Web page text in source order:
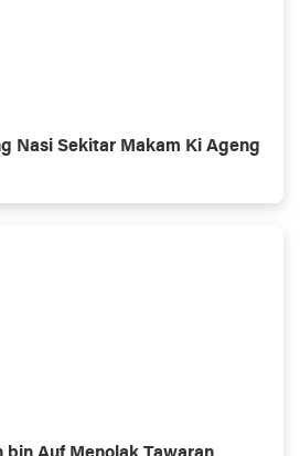
Nasi Sekitar Makam Ki Ageng